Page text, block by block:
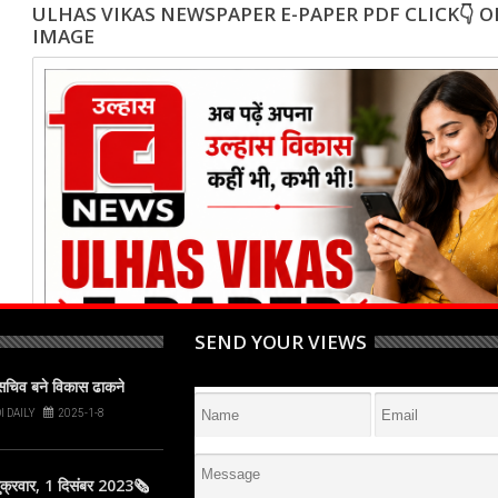
ULHAS VIKAS NEWSPAPER E-PAPER PDF CLICK👇
IMAGE
बने विकास ढाकने
DAILY 2025-1-8
1 दिसंबर 2023🗞
SEND YOUR VIEWS